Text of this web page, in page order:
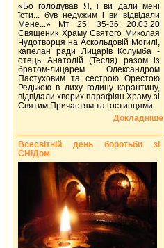
«Бо голодував Я, і ви дали мені
їсти... був недужим і ви відвідали
Мене...» Мт 25: 35-36 20.03.20
Священик Храму Святого Миколая
Чудотворця на Аскольдовій Могилі,
капелан ради Лицарів Колумба -
отець Анатолій (Тесля) разом із
братом-лицарем Олександром
Пастуховим та сестрою Орестою
Редькою в лиху годину карантину,
відвідали хворих парафіян Храму зі
Святим Причастям та гостинцями.
Докладніше
Всесвітній день боротьби зі
СНІДом